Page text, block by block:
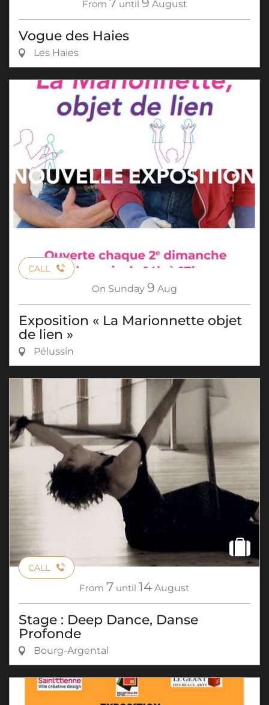
From until August
Vogue des Haies
Les Haies
CALL
On Sunday 9 Aug
Exposition « La Marionnette objet
de lien »
Pélussin
CALL
From 7 until 14 August
Stage : Deep Dance, Danse
Profonde
Bourg-Argental